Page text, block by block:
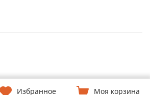
Избранное Моя корзина